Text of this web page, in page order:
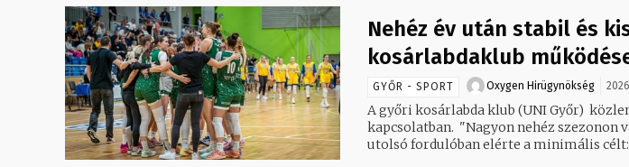
Nehéz év után stabil és
kosárlabdaklub
GYŐR - SPORT Oxygen Hirügynökség
A győri kosárlabda klub (UNI Győr)
kapcsolatban. "Nagyon nehéz szezonon van túl felnőtt csapatunk, amely az
utolsó fordulóban elérte a minimális célt: